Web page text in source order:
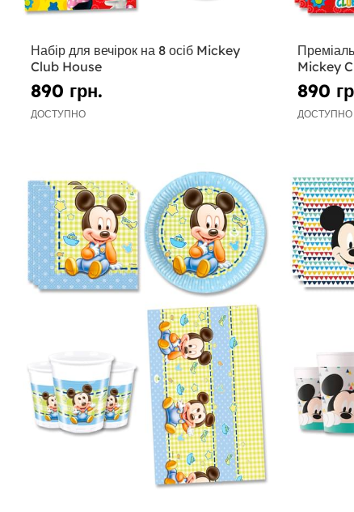
Набір для вечірок на 8 осіб Mickey
Club House
890 грн.
ДОСТУПНО
Mickey
890
ДОСТУПНО